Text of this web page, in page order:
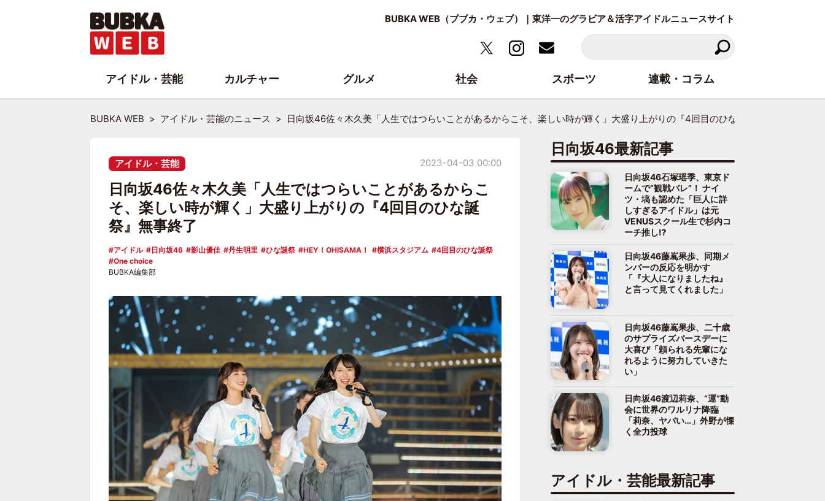
BUBKA WEB（ブブカ・ウェブ）｜東洋一のグラビア＆活字アイドルニュースサイト
BUBKA WEB アイドル・芸能のニュース 日向坂46佐々木久美「人生ではつらいことがあるからこそ、楽しい時が輝く」大盛り上がりの『4回目のひな誕祭』無事終了
アイドル・芸能 2023-04-03 00:00
日向坂46佐々木久美「人生ではつらいことがあるからこ
そ、楽しい時が輝く」大盛り上がりの『4回目のひな誕
祭』無事終了
アイドル 日向坂46 影山優佳 丹生明里 ひな誕祭 HEY！OHISAMA！ 横浜スタジアム
4回目のひな誕祭
One choice
BUBKA編集部
日向坂46最新記事
日向坂46石塚瑶季、東京ド
ームで“観戦バレ”！ ナイ
ツ・塙も認めた「巨人に詳
しすぎるアイドル」は元
VENUSスクール生で杉内コ
ーチ推し⁉
日向坂46藤嶌果歩、同期メ
ンバーの反応を明かす
「『大人になりましたね』
と言って見てくれました」
日向坂46藤嶌果歩、二十歳
のサプライズバースデーに
大喜び「頼られる先輩にな
れるように努力していきた
い」
日向坂46渡辺莉奈、“運”動
会に世界のワルリナ降臨
「莉奈、ヤバい…」外野が慄
く全力投球
アイドル・芸能最新記事
アイドル・芸能 カルチャー グルメ 社会 スポーツ 連載・コラム